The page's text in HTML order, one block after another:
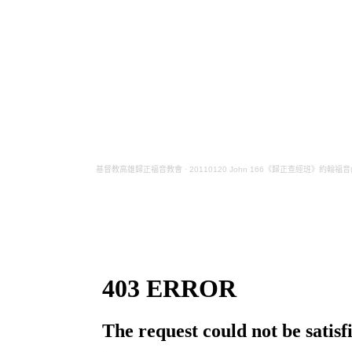
基督教高雄歸正福音教會 · 20110120 John 166《歸正查經班》約翰福音